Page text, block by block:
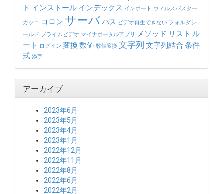
ド インストール インデックス インポート ウィルスバスター
カッコ コロン サーバパス ビデオ再生できない フォルダシ
ールド プライムビデオ マイナポータルアプリ メソッド リスト ル
ート
ログイン 変換 数値 数値変換 文字列 文字列結合 条件
式 添字
アーカイブ
2023年6月
2023年5月
2023年4月
2023年1月
2022年12月
2022年11月
2022年8月
2022年6月
2022年2月